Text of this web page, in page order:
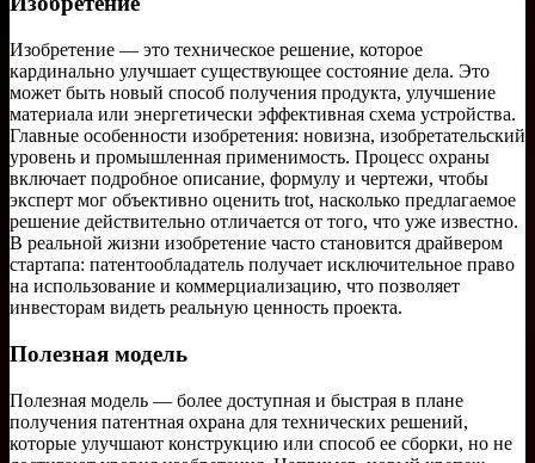
Изобретение — это техническое решение, которое
кардинально улучшает существующее состояние дела. Это
может быть новый способ получения продукта, улучшение
материала или энергетически эффективная схема устройства.
Главные особенности изобретения: новизна, изобретательский
уровень и промышленная применимость. Процесс охраны
включает подробное описание, формулу и чертежи, чтобы
эксперт мог объективно оценить trot, насколько предлагаемое
решение действительно отличается от того, что уже известно.
В реальной жизни изобретение часто становится драйвером
стартапа: патентообладатель получает исключительное право
на использование и коммерциализацию, что позволяет
инвесторам видеть реальную ценность проекта.
Полезная модель
Полезная модель — более доступная и быстрая в плане
получения патентная охрана для технических решений,
которые улучшают конструкцию или способ ее сборки, но не